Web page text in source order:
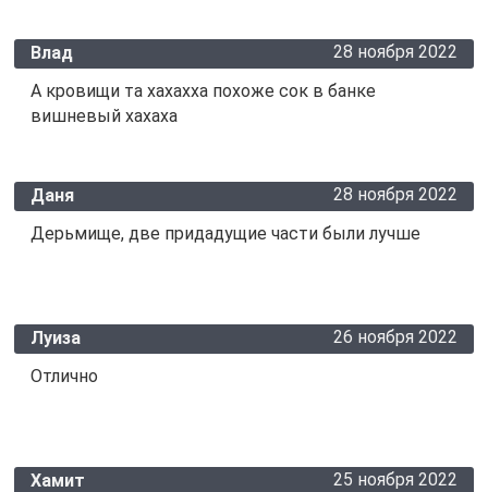
Влад
28 ноября 2022
А кровищи та хахахха похоже сок в банке
вишневый хахаха
Даня
28 ноября 2022
Дерьмище, две придадущие части были лучше
Луиза
26 ноября 2022
Отлично
Хамит
25 ноября 2022